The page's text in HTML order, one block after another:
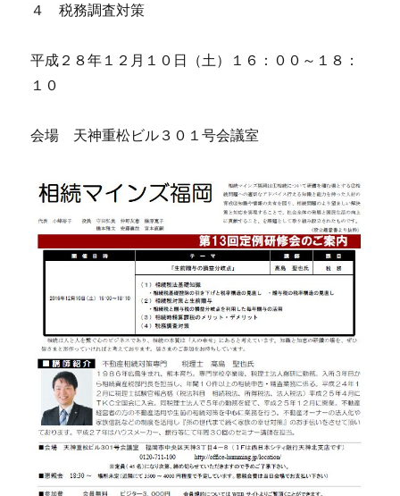
４ 税務調査対策
平成２８年１２月１０日（土）１６：００～１８：
１０
会場 天神重松ビル３０１号会議室